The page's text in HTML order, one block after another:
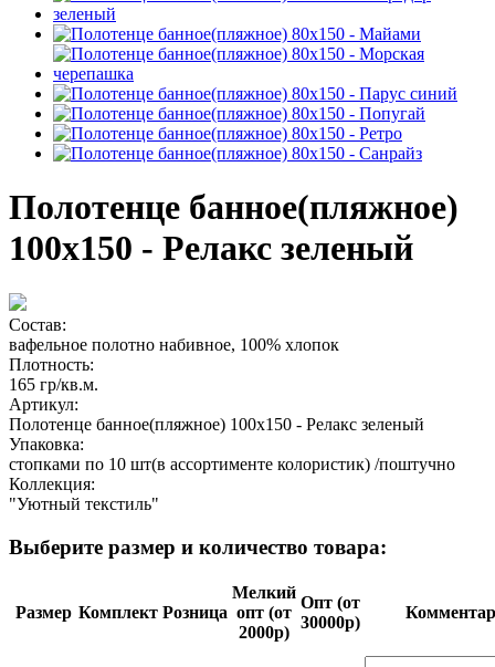
Полотенце банное(пляжное)
100х150 - Релакс зеленый
Состав:
вафельное полотно набивное, 100% хлопок
Плотность:
165 гр/кв.м.
Артикул:
Полотенце банное(пляжное) 100х150 - Релакс зеленый
Упаковка:
стопками по 10 шт(в ассортименте колористик) /поштучно
Коллекция:
"Уютный текстиль"
Выберите размер и количество товара:
Размер Комплект Розница
Мелкий
опт (от
2000р)
Опт (от
30000р)